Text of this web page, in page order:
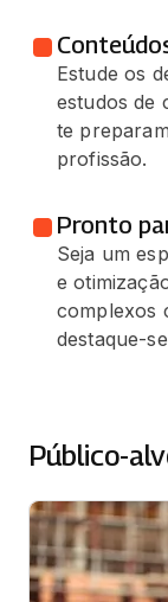
Estude os
estudos de
te
profissão.
Pronto
Seja um
e
complexos
destaque-
Público-